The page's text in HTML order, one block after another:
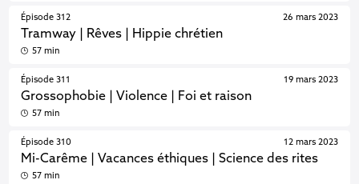
Épisode 312
Tramway | Rêves | Hippie chrétien
26 mars 2023
57 min
Épisode 311
Grossophobie | Violence | Foi et raison
19 mars 2023
57 min
Épisode 310
Mi-Carême | Vacances éthiques | Science des rites
12 mars 2023
57 min